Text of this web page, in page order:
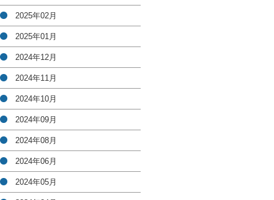
2025年02月
2025年01月
2024年12月
2024年11月
2024年10月
2024年09月
2024年08月
2024年06月
2024年05月